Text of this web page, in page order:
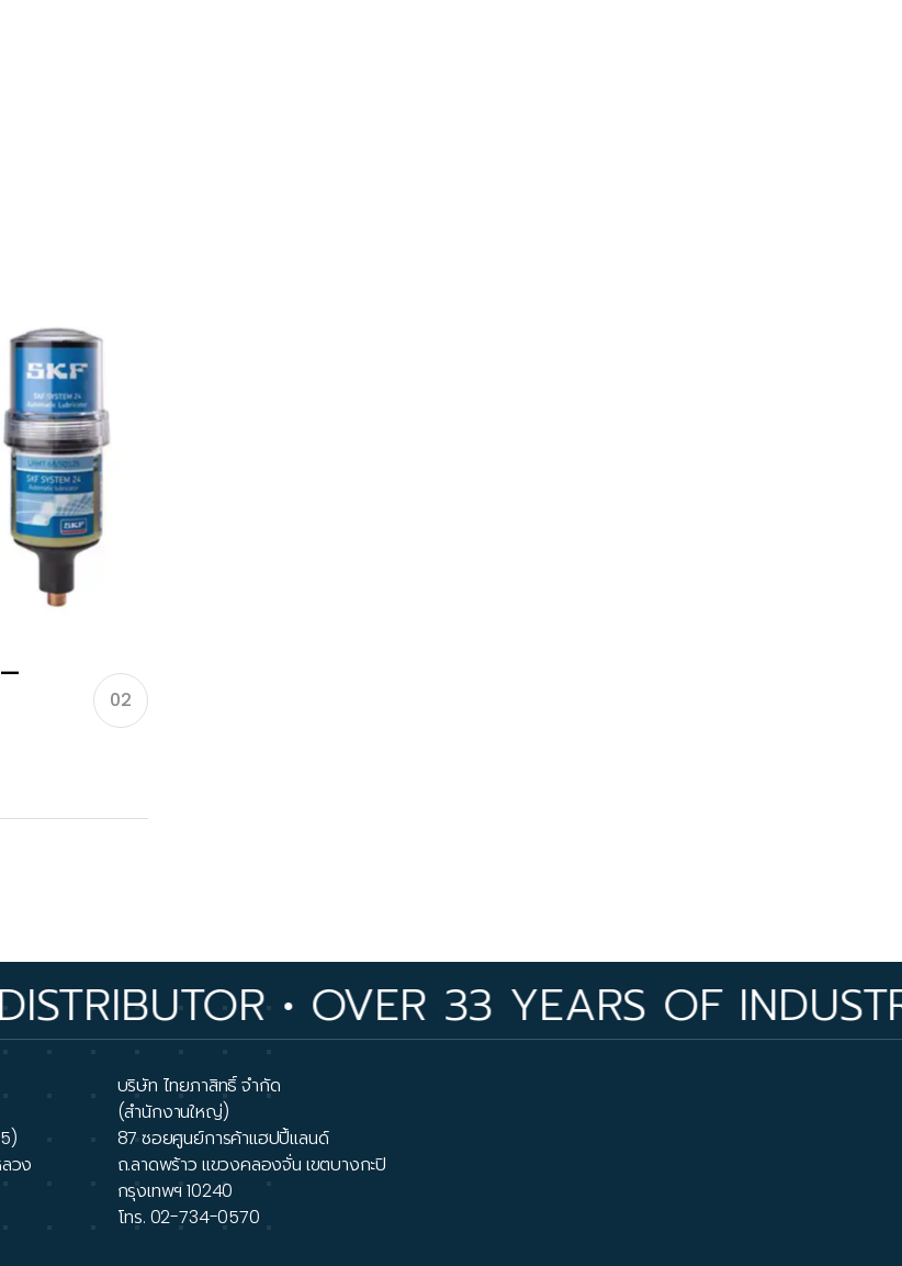
02
• OVER 33 YEARS OF INDUSTRY
วง
บริษัท ไทยภาสิทธิ์ จำกัด
(สำนักงานใหญ่)
87 ซอยศูนย์การค้าแฮปปี้แลนด์
ถ.ลาดพร้าว แขวงคลองจั่น เขตบางกะปิ
กรุงเทพฯ 10240
โทร. 02-734-0570